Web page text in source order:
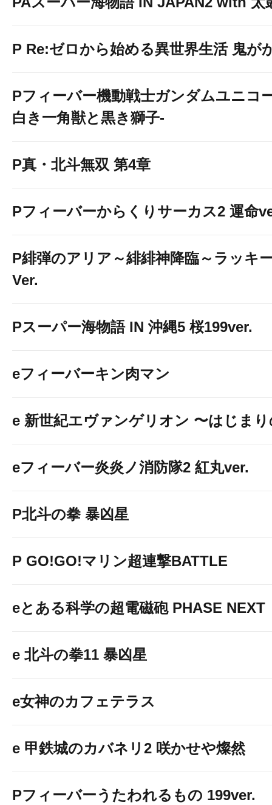
画像をタップして瀬戸店とお
TAMAI営業部 店舗情報
P Re:ゼロから始める異世界生活 鬼が
Pフィーバー機動戦士ガンダムユニコ
白き一角獣と黒き獅子-
P真・北斗無双 第4章
Pフィーバーからくりサーカス2 運命
P緋弾のアリア～緋緋神降臨～ラッキ
Ver.
Pスーパー海物語 IN 沖縄5 桜199ver.
eフィーバーキン肉マン
e 新世紀エヴァンゲリオン 〜はじま
eフィーバー炎炎ノ消防隊2 紅丸ver.
P北斗の拳 暴凶星
P GO!GO!マリン超連撃BATTLE
eとある科学の超電磁砲 PHASE NEXT
e 北斗の拳11 暴凶星
e女神のカフェテラス
e 甲鉄城のカバネリ2 咲かせや燦然
Pフィーバーうたわれるもの 199ver.